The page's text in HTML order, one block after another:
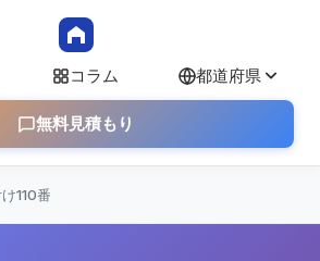
コラム 都道府県
無料見積もり
110番